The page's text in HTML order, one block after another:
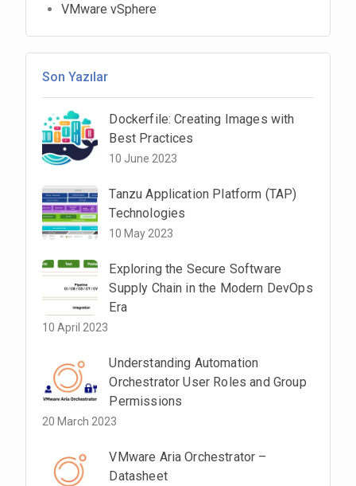
VMware vSphere
Son Yazılar
Dockerfile: Creating Images with
Best Practices
10 June 2023
Tanzu Application Platform (TAP)
Technologies
10 May 2023
Exploring the Secure Software
Supply Chain in the Modern DevOps
Era
10 April 2023
Understanding Automation
Orchestrator User Roles and Group
Permissions
20 March 2023
VMware Aria Orchestrator –
Datasheet